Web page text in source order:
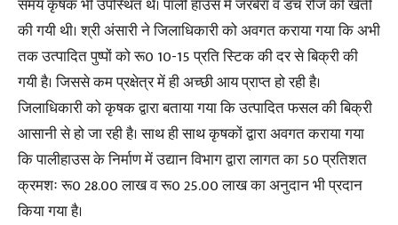
समय कृषक भी उपस्थित थे। पाली हाउस में जरबेरा व डच रोज की खेती
की गयी थी। श्री अंसारी ने जिलाधिकारी को अवगत कराया गया कि अभी
तक उत्पादित पुष्पों को रू0 10-15 प्रति स्टिक की दर से बिक्री की
गयी है। जिससे कम प्रक्षेत्र में ही अच्छी आय प्राप्त हो रही है।
जिलाधिकारी को कृषक द्वारा बताया गया कि उत्पादित फसल की बिक्री
आसानी से हो जा रही है। साथ ही साथ कृषकों द्वारा अवगत कराया गया
कि पालीहाउस के निर्माण में उद्यान विभाग द्वारा लागत का 50 प्रतिशत
क्रमशः रू0 28.00 लाख व रू0 25.00 लाख का अनुदान भी प्रदान
किया गया है।